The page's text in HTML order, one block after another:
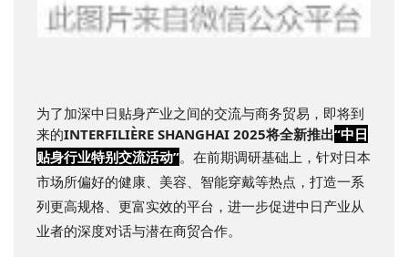
为了加深中日贴身产业之间的交流与商务贸易，即将到
来的INTERFILIÈRE SHANGHAI 2025将全新推出“中日
贴身行业特别交流活动”。 在前期调研基础上，针对日本
市场所偏好的健康、美容、智能穿戴等热点，打造一系
列更高规格、更富实效的平台，进一步促进中日产业从
业者的深度对话与潜在商贸合作。